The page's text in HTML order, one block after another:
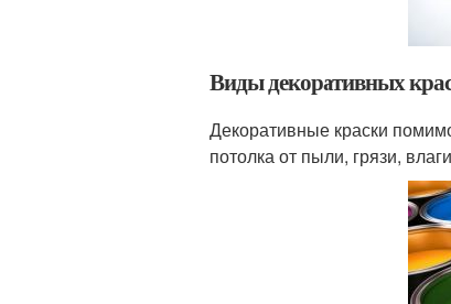
Виды декоративных
Декоративные краски
потолка от пыли, грязи,